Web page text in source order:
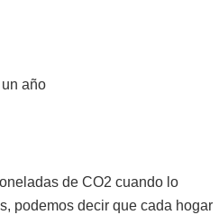
año
de CO2 cuando lo
podemos decir que cada hogar